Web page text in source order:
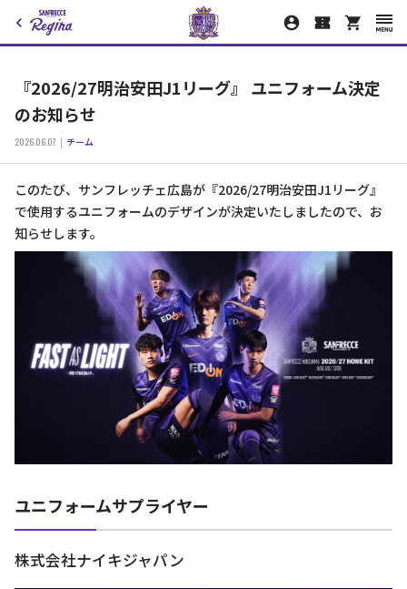
『2026/27明治安田J1リーグ』 ユニフォーム決定
のお知らせ
2026.06.07 チーム
このたび、サンフレッチェ広島が『2026/27明治安田J1リーグ』
で使用するユニフォームのデザインが決定いたしましたので、お
知らせします。
ユニフォームサプライヤー
株式会社ナイキジャパン